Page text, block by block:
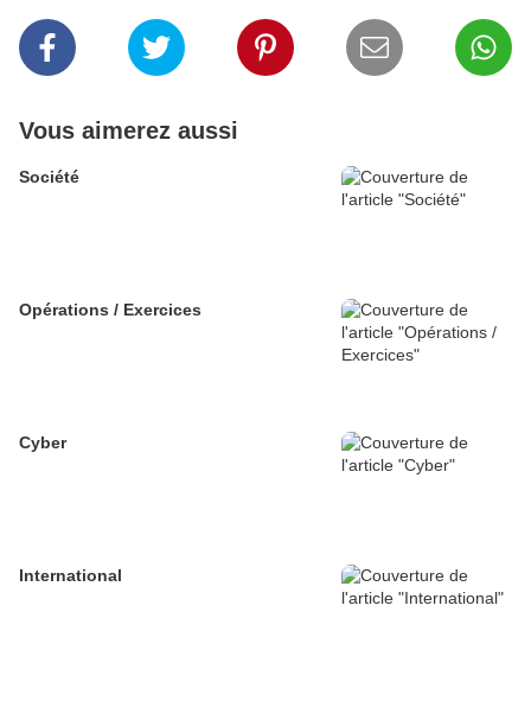
Vous aimerez aussi
Société
Opérations / Exercices
Cyber
International